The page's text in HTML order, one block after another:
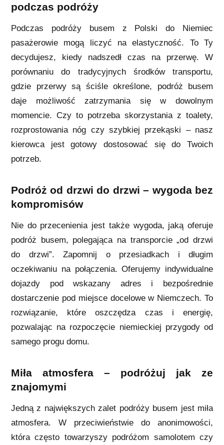
podczas podróży
Podczas podróży busem z Polski do Niemiec
pasażerowie mogą liczyć na elastyczność. To Ty
decydujesz, kiedy nadszedł czas na przerwę. W
porównaniu do tradycyjnych środków transportu,
gdzie przerwy są ściśle określone, podróż busem
daje możliwość zatrzymania się w dowolnym
momencie. Czy to potrzeba skorzystania z toalety,
rozprostowania nóg czy szybkiej przekąski – nasz
kierowca jest gotowy dostosować się do Twoich
potrzeb.
Podróż od drzwi do drzwi – wygoda bez
kompromisów
Nie do przecenienia jest także wygoda, jaką oferuje
podróż busem, polegająca na transporcie „od drzwi
do drzwi”. Zapomnij o przesiadkach i długim
oczekiwaniu na połączenia. Oferujemy indywidualne
dojazdy pod wskazany adres i bezpośrednie
dostarczenie pod miejsce docelowe w Niemczech. To
rozwiązanie, które oszczędza czas i energię,
pozwalając na rozpoczęcie niemieckiej przygody od
samego progu domu.
Miła atmosfera – podróżuj jak ze
znajomymi
Jedną z największych zalet podróży busem jest miła
atmosfera. W przeciwieństwie do anonimowości,
która często towarzyszy podróżom samolotem czy